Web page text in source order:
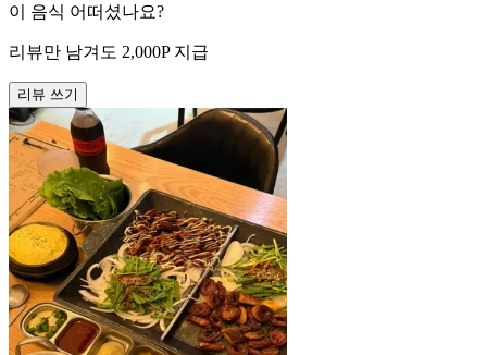
이 음식 어떠셨나요?
리뷰만 남겨도 2,000P 지급
리뷰 쓰기